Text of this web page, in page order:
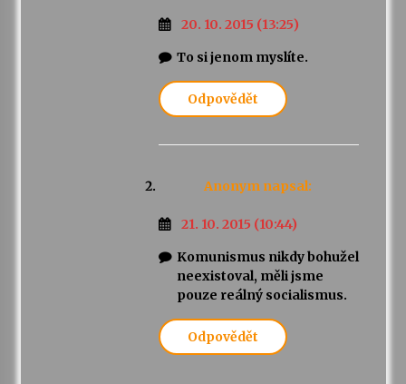
20. 10. 2015 (13:25)
To si jenom myslíte.
Odpovědět
Anonym napsal:
21. 10. 2015 (10:44)
Komunismus nikdy bohužel
neexistoval, měli jsme
pouze reálný socialismus.
Odpovědět